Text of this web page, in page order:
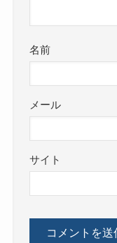
名前
メール
サイト